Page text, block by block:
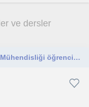
ve dersler
Yıldırım Beyazıt Üniversitesi Endüstri Mühendisliği öğrencisiyim İlkokuldan TYT seviyesine online matematik dersleri veriyorum